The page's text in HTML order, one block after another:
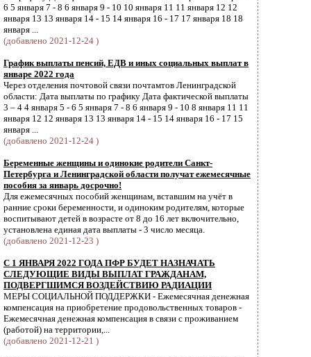
6 5 января 7 - 8 6 января 9 - 10 10 января 11 11 января 12 12
января 13 13 января 14 - 15 14 января 16 - 17 17 января 18 18
января ...
(добавлено 2021-12-24 )
График выплаты пенсий, ЕДВ и иных социальных выплат в
январе 2022 года
Через отделения почтовой связи почтамтов Ленинградской
области: Дата выплаты по графику Дата фактической выплаты
3 – 4 4 января 5 - 6 5 января 7 - 8 6 января 9 - 10 8 января 11 11
января 12 12 января 13 13 января 14 - 15 14 января 16 - 17 15
января ...
(добавлено 2021-12-24 )
Беременные женщины и одинокие родители Санкт-
Петербурга и Ленинградской области получат ежемесячные
пособия за январь досрочно!
Для ежемесячных пособий женщинам, вставшим на учёт в
ранние сроки беременности, и одиноким родителям, которые
воспитывают детей в возрасте от 8 до 16 лет включительно,
установлена единая дата выплаты - 3 число месяца.
(добавлено 2021-12-23 )
С 1 ЯНВАРЯ 2022 ГОДА ПФР БУДЕТ НАЗНАЧАТЬ
СЛЕДУЮЩИЕ ВИДЫ ВЫПЛАТ ГРАЖДАНАМ,
ПОДВЕРГШИМСЯ ВОЗДЕЙСТВИЮ РАДИАЦИИ
МЕРЫ СОЦИАЛЬНОЙ ПОДДЕРЖКИ - Ежемесячная денежная
компенсация на приобретение продовольственных товаров -
Ежемесячная денежная компенсация в связи с проживанием
(работой) на территории,...
(добавлено 2021-12-21 )